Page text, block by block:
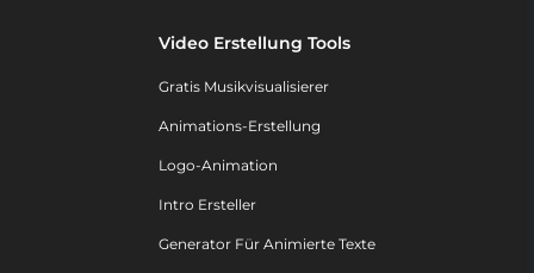
Video Erstellung Tools
Gratis Musikvisualisierer
Animations-Erstellung
Logo-Animation
Intro Ersteller
Generator Für Animierte Texte